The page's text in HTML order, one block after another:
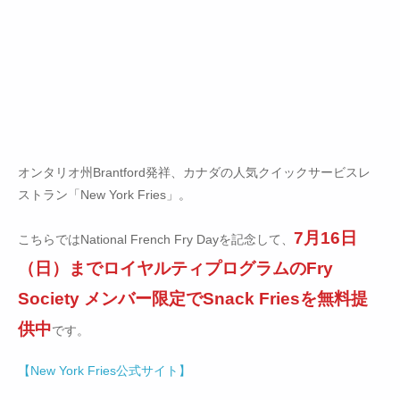
オンタリオ州Brantford発祥、カナダの人気クイックサービスレ
ストラン「New York Fries」。
こちらではNational French Fry Dayを記念して、 7月16日
（日）までロイヤルティプログラムのFry
Society メンバー限定でSnack Friesを無料提
供中です。
【New York Fries公式サイト】